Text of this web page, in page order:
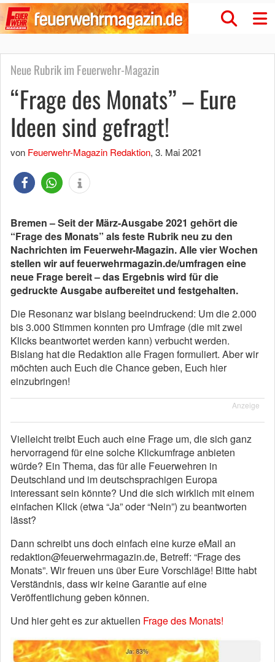
Neue Rubrik im Feuerwehr-Magazin
“Frage des Monats” – Eure
Ideen sind gefragt!
von Feuerwehr-Magazin Redaktion, 3. Mai 2021
Bremen – Seit der März-Ausgabe 2021 gehört die
“Frage des Monats” als feste Rubrik neu zu den
Nachrichten im Feuerwehr-Magazin. Alle vier Wochen
stellen wir auf feuerwehrmagazin.de/umfragen eine
neue Frage bereit – das Ergebnis wird für die
gedruckte Ausgabe aufbereitet und festgehalten.
Die Resonanz war bislang beeindruckend: Um die 2.000
bis 3.000 Stimmen konnten pro Umfrage (die mit zwei
Klicks beantwortet werden kann) verbucht werden.
Bislang hat die Redaktion alle Fragen formuliert. Aber wir
möchten auch Euch die Chance geben, Euch hier
einzubringen!
Anzeige
Vielleicht treibt Euch auch eine Frage um, die sich ganz
hervorragend für eine solche Klickumfrage anbieten
würde? Ein Thema, das für alle Feuerwehren in
Deutschland und im deutschsprachigen Europa
interessant sein könnte? Und die sich wirklich mit einem
einfachen Klick (etwa “Ja” oder “Nein”) zu beantworten
lässt?
Dann schreibt uns doch einfach eine kurze eMail an
redaktion@feuerwehrmagazin.de, Betreff: “Frage des
Monats”. Wir freuen uns über Eure Vorschläge! Bitte habt
Verständnis, dass wir keine Garantie auf eine
Veröffentlichung geben können.
Und hier geht es zur aktuellen Frage des Monats!